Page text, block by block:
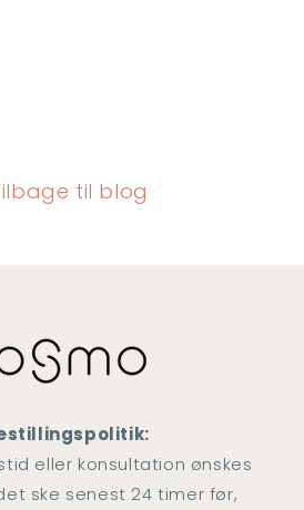
til blog
eller konsultation ønskes
ske senest 24 timer før,